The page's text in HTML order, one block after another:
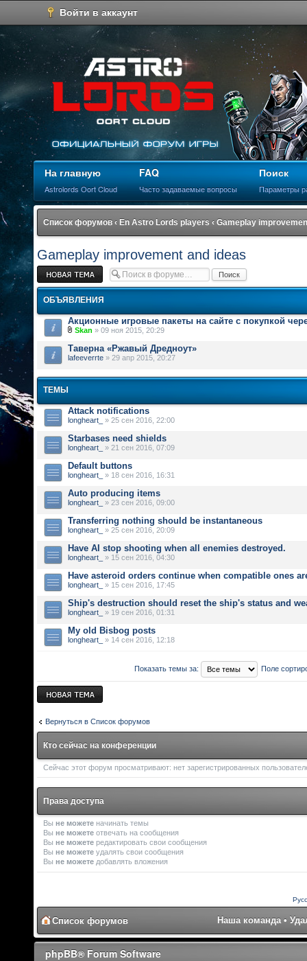
Войти в аккаунт
На главную
Astrolords Oort Cloud
FAQ
Часто задаваемые вопросы
Поиск
Параметры
Список форумов ‹ En Astro Lords players ‹ Gameplay
Gameplay improvement and ideas
Новая тема
ОБЪЯВЛЕНИЯ
Акционные игровые пакеты на сайте с покупкой
Skan » 09 ноя 2015, 20:29
Таверна «Ржавый Дредноут»
lafeeverrte » 29 апр 2015, 20:27
ТЕМЫ
Attack notifications
longheart_ » 25 сен 2016, 22:00
Starbases need shields
longheart_ » 21 сен 2016, 07:09
Default buttons
longheart_ » 18 сен 2016, 16:31
Auto producing items
longheart_ » 23 сен 2016, 09:00
Transferring nothing should be instantaneous
longheart_ » 25 сен 2016, 20:09
Have AI stop shooting when all enemies destroyed.
longheart_ » 15 сен 2016, 04:30
Have asteroid orders continue when compatible ones
longheart_ » 15 сен 2016, 17:45
Ship's destruction should reset the ship's status and
longheart_ » 19 сен 2016, 01:31
My old Bisbog posts
longheart_ » 14 сен 2016, 12:18
Показать темы за: Поле
Новая тема
Вернуться в Список форумов
Кто сейчас на конференции
Сейчас этот форум просматривают: нет зарегистрированных
Права доступа
Вы не можете начинать темы
Вы не можете отвечать на сообщения
Вы не можете редактировать свои сообщения
Вы не можете удалять свои сообщения
Вы не можете добавлять вложения
Список форумов Наша команда •
phpBB® Forum Software